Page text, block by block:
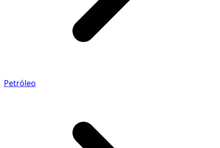
Petróleo